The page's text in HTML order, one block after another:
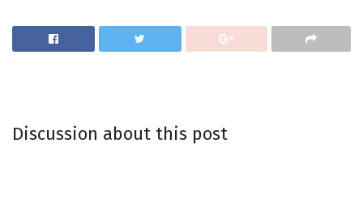
Discussion about this post